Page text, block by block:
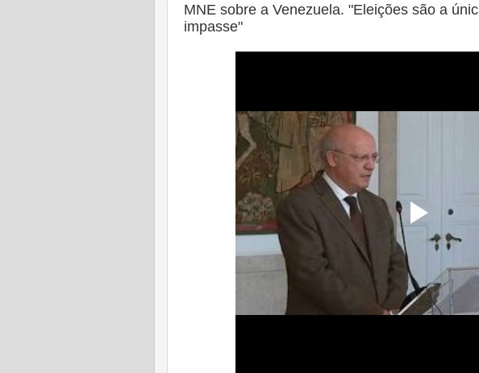
MNE sobre a Venezuela. "Eleições são a
impasse"